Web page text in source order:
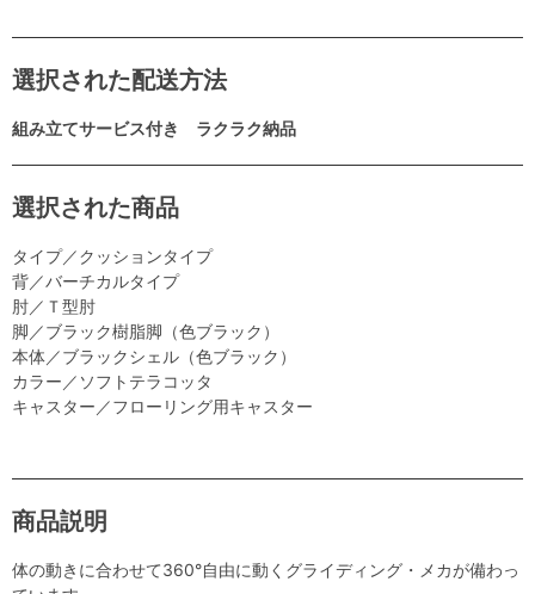
選択された配送方法
組み立てサービス付き ラクラク納品
選択された商品
タイプ／クッションタイプ
背／バーチカルタイプ
肘／Ｔ型肘
脚／ブラック樹脂脚（色ブラック）
本体／ブラックシェル（色ブラック）
カラー／ソフトテラコッタ
キャスター／フローリング用キャスター
商品説明
体の動きに合わせて360°自由に動くグライディング・メカが備わっ